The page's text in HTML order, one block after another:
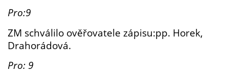
Pro:9
ZM schválilo ověřovatele zápisu:pp. Horek,
Drahorádová.
Pro: 9